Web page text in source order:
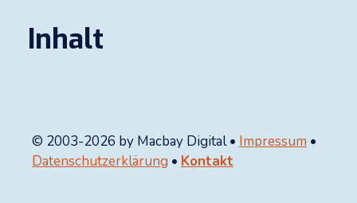
r
n
e
:
Inhalt
© 2003-2026 by Macbay Digital • Impressum •
Datenschutzerklärung • Kontakt